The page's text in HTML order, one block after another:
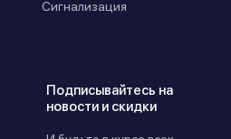
Сигнализация
Подписывайтесь на
новости и скидки